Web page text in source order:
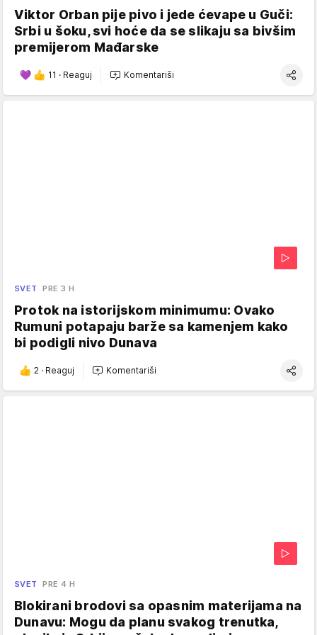
Viktor Orban pije pivo i jede ćevape u Guči:
Srbi u šoku, svi hoće da se slikaju sa bivšim
premijerom Mađarske
11 · Reaguj Komentariši
SVET PRE 3 H
Protok na istorijskom minimumu: Ovako
Rumuni potapaju barže sa kamenjem kako
bi podigli nivo Dunava
2 · Reaguj Komentariši
SVET PRE 4 H
Blokirani brodovi sa opasnim materijama na
Dunavu: Mogu da planu svakog trenutka,